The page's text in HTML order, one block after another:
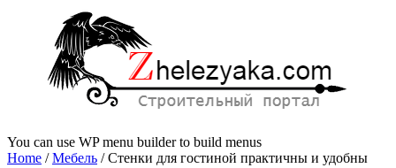
You can use WP menu builder to build menus
Home /Мебель /Стенки для гостиной практичны и удобны